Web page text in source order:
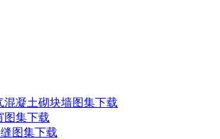
混凝土砌块墙图集下载
图集下载
图集下载